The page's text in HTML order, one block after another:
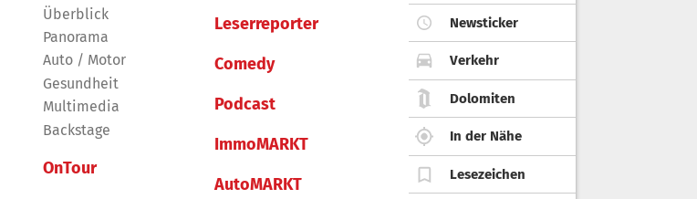
Überblick
Panorama
Auto / Motor
Gesundheit
Multimedia
Backstage
OnTour
Leserreporter
Comedy
Podcast
ImmoMARKT
AutoMARKT
Newsticker
Verkehr
Dolomiten
In der Nähe
Lesezeichen